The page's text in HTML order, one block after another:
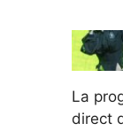
La
direct